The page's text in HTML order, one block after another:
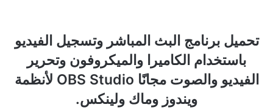
تحميل برنامج البث المباشر وتسجيل الفيديو
باستخدام الكاميرا والميكروفون وتحرير
الفيديو والصوت مجانًا OBS Studio لأنظمة
ويندوز وماك ولينكس.